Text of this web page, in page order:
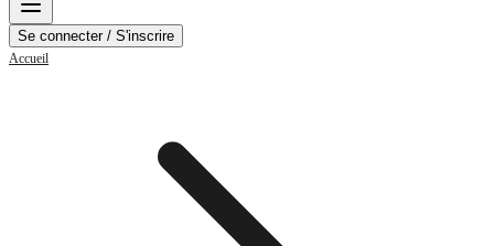
Se connecter / S'inscrire
Accueil